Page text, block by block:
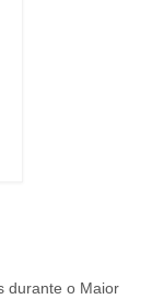
durante o Maior